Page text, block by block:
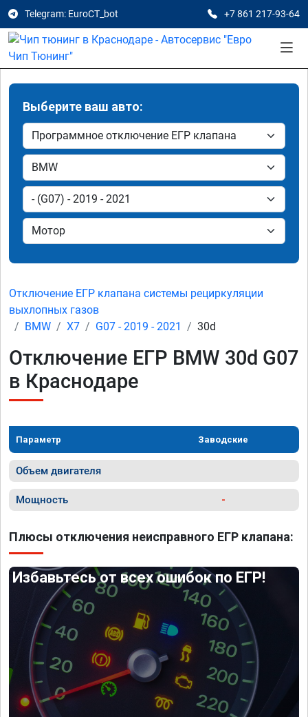
Telegram: EuroCT_bot +7 861 217-93-64
Выберите ваш авто:
Отключение ЕГР клапана системы рециркуляции
выхлопных газов
BMW
X7 G07 - 2019 - 2021 30d
Отключение ЕГР BMW 30d G07
в Краснодаре
Параметр Заводские
Объем двигателя
Мощность -
Плюсы отключения неисправного ЕГР клапана:
Избавьтесь от всех ошибок по ЕГР!